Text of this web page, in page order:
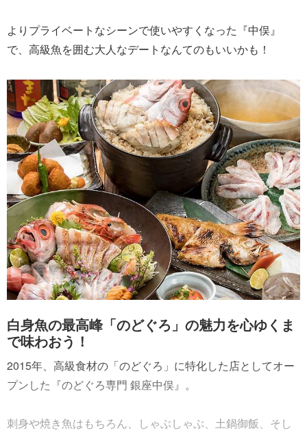
よりプライベートなシーンで使いやすくなった『中俣』
で、高級魚を囲む大人なデートなんてのもいいかも！
白身魚の最高峰「のどぐろ」の魅力を心ゆくま
で味わおう！
2015年、高級食材の「のどぐろ」に特化した店としてオー
プンした『のどぐろ専門 銀座中俣』。
刺身や焼き魚はもちろん、しゃぶしゃぶ、土鍋御飯、そし